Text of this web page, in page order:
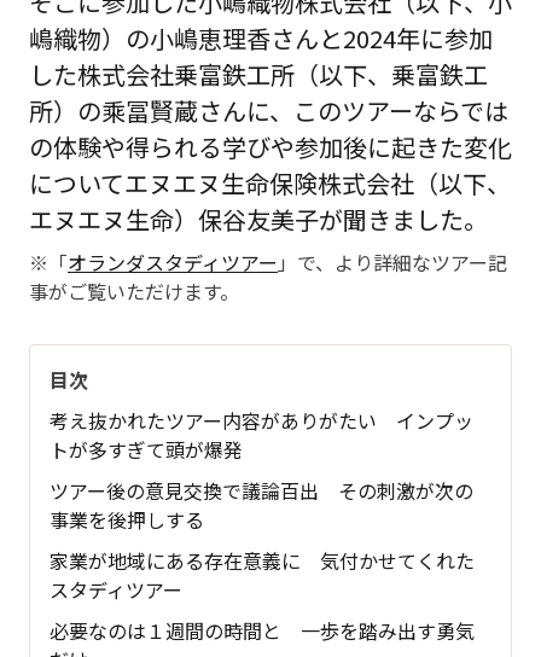
嶋織物）の小嶋恵理香さんと2024年に参加
した株式会社乗富鉄工所（以下、乗富鉄工
所）の乘冨賢蔵さんに、このツアーならでは
の体験や得られる学びや参加後に起きた変化
についてエヌエヌ生命保険株式会社（以下、
エヌエヌ生命）保谷友美子が聞きました。
※「オランダスタディツアー 」で、より詳細なツアー記
事がご覧いただけます。
目次
考え抜かれたツアー内容がありがたい インプッ
トが多すぎて頭が爆発
ツアー後の意見交換で議論百出 その刺激が次の
事業を後押しする
家業が地域にある存在意義に 気付かせてくれた
スタディツアー
必要なのは１週間の時間と 一歩を踏み出す勇気